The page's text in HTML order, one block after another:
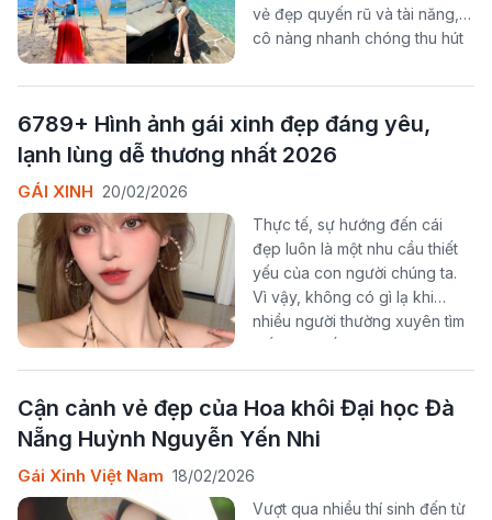
vẻ đẹp quyến rũ và tài năng,
cô nàng nhanh chóng thu hút
các nền tảng.
6789+ Hình ảnh gái xinh đẹp đáng yêu,
lạnh lùng dễ thương nhất 2026
GÁI XINH 20/02/2026
Thực tế, sự hướng đến cái
đẹp luôn là một nhu cầu thiết
yếu của con người chúng ta.
Vì vậy, không có gì lạ khi
nhiều người thường xuyên tìm
kiếm và ngắm những bức ảnh
của các cô gái xinh đẹp trên
Cận cảnh vẻ đẹp của Hoa khôi Đại học Đà
Nẵng Huỳnh Nguyễn Yến Nhi
Gái Xinh Việt Nam 18/02/2026
Vượt qua nhiều thí sinh đến từ